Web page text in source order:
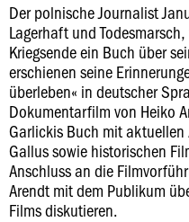
Der polnische Journalist
Lagerhaft und
Kriegsende ein Buch über
erschienen seine
überleben« in deutscher
Dokumentarfilm von Heiko
Garlickis Buch mit
Gallus sowie historischen
Anschluss an die
Arendt mit dem Publikum
Films diskutieren.